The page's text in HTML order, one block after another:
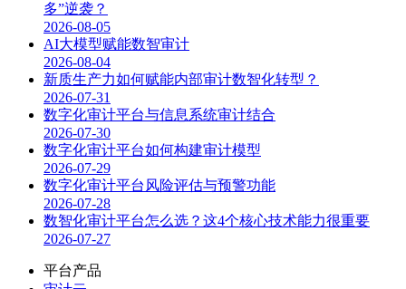
多”逆袭？
2026-08-05
AI大模型赋能数智审计
2026-08-04
新质生产力如何赋能内部审计数智化转型？
2026-07-31
数字化审计平台与信息系统审计结合
2026-07-30
数字化审计平台如何构建审计模型
2026-07-29
数字化审计平台风险评估与预警功能
2026-07-28
数智化审计平台怎么选？这4个核心技术能力很重要
2026-07-27
平台产品